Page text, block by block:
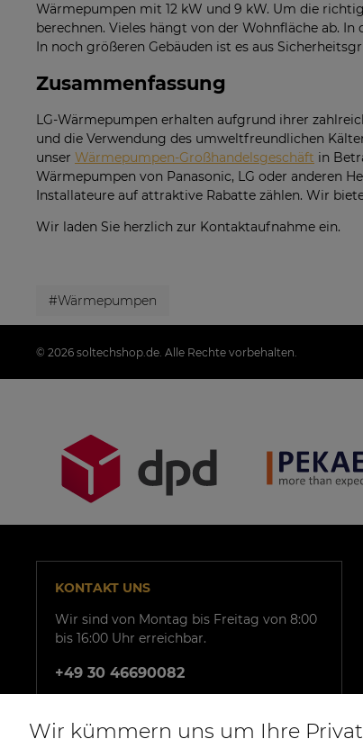
Wärmepumpen mit 12 kW und 9 kW. Um die
berechnen. Vieles hängt von der Wohnfläche ab.
In noch größeren Gebäuden ist es aus
Zusammenfassung
LG-Wärmepumpen erhalten aufgrund ihrer
und die Verwendung des umweltfreundlichen
unser Wärmepumpen-Großhandelsgeschäft in
Wärmepumpen von Panasonic, LG oder anderen
Installateure auf attraktive Rabatte zählen. Wir
Wir laden Sie herzlich zur Kontaktaufnahme ein.
#Wärmepumpen
© 2026 soltechshop.de. Alle Rechte vorbehalten.
KONTAKT UNS
Wir sind von Montag bis Freitag von 8:00
bis 16:00 Uhr erreichbar.
+49 30 46690082
Wir kümmern uns um Ihre